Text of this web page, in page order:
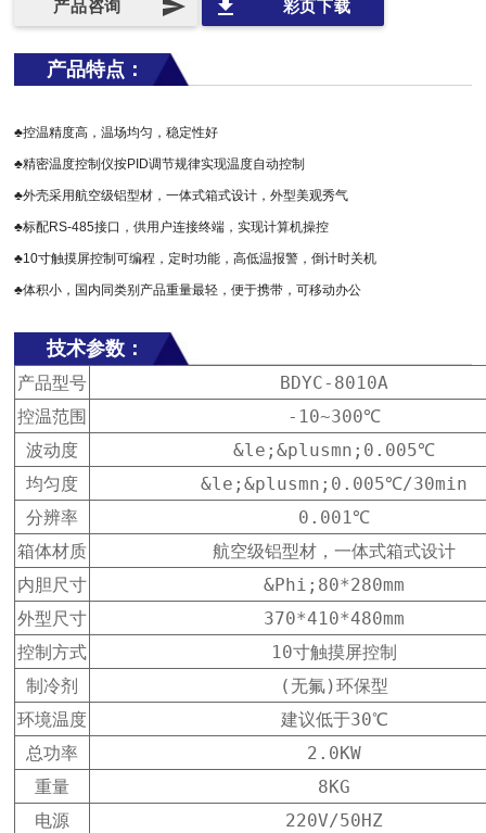
send
产品咨询 file_download 彩页下载
产品特点：
♣控温精度高，温场均匀，稳定性好
♣精密温度控制仪按PID调节规律实现温度自动控制
♣外壳采用航空级铝型材，一体式箱式设计，外型美观秀气
♣标配RS-485接口，供用户连接终端，实现计算机操控
♣10寸触摸屏控制可编程，定时功能，高低温报警，倒计时关机
♣体积小，国内同类别产品重量最轻，便于携带，可移动办公
技术参数：
产品型号
BDYC-8010A
控温范围
-10~300℃
波动度
&le;&plusmn;0.005℃
均匀度
&le;&plusmn;0.005℃/30min
分辨率
0.001℃
箱体材质
航空级铝型材，一体式箱式设计
内胆尺寸
&Phi;80*280mm
外型尺寸
370*410*480mm
控制方式
10寸触摸屏控制
制冷剂
(无氟)环保型
环境温度
建议低于30℃
总功率
2.0KW
重量
8KG
电源
220V/50HZ